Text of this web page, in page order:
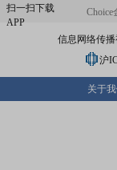
扫一扫下载
APP
Choice
信息网络传播
沪
关于